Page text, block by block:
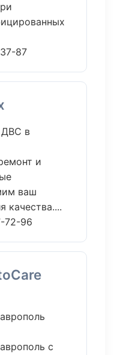
87
ДВС в
и
ваш
качества....
72-96
с